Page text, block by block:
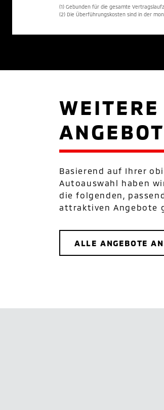
(1) Gebunden für die gesamte
(2) Die Überführungskosten sind in der
WEITERE
Basierend auf Ihrer
Autoauswahl haben
die folgenden,
attraktiven Angebote
ALLE ANGEBOTE